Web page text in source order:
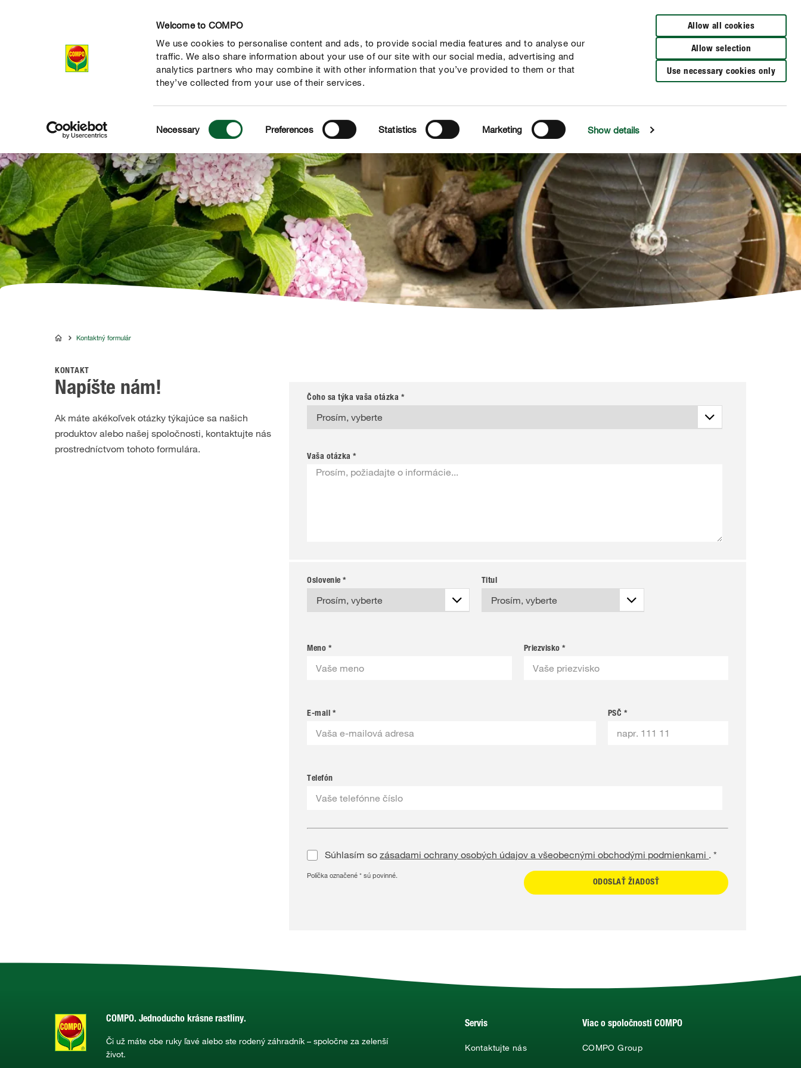
Welcome to COMPO
We use cookies to personalise content and ads, to provide social media features and to analyse our
traffic. We also share information about your use of our site with our social media, advertising and
analytics partners who may combine it with other information that you’ve provided to them or that
they’ve collected from your use of their services.
Selection
Necessary Preferences Statistics Marketing Show details
Allow all cookies
Allow selection
Use necessary cookies only
Produkty Rady a tipy Témy Kde kúpiť Spoločnosť
COMPOKontaktný formulár
KONTAKT
Napíšte nám!
Ak máte akékoľvek otázky týkajúce sa našich
produktov alebo našej spoločnosti, kontaktujte nás
prostredníctvom tohoto formulára.
Čoho sa týka vaša otázka *
Vaša otázka *
Oslovenie * Titul
Meno * Priezvisko *
E-mail * PSČ *
Telefón
Súhlasím sozásadami ochrany osobých údajov a všeobecnými obchodými podmienkami . *
Políčka označené * sú povinné.
COMPO. Jednoducho krásne rastliny.
Či už máte obe ruky ľavé alebo ste rodený záhradník – spoločne za zelenší
život.
Servis
Kontaktujte nás
Viac o spoločnosti COMPO
COMPO Group